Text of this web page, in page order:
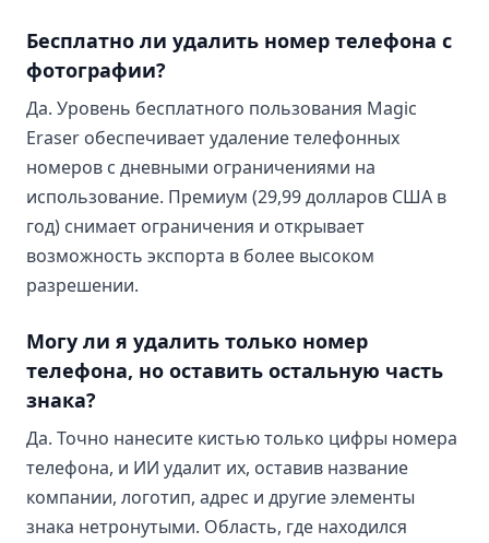
Бесплатно ли удалить номер телефона с
фотографии?
Да. Уровень бесплатного пользования Magic
Eraser обеспечивает удаление телефонных
номеров с дневными ограничениями на
использование. Премиум (29,99 долларов США в
год) снимает ограничения и открывает
возможность экспорта в более высоком
разрешении.
Могу ли я удалить только номер
телефона, но оставить остальную часть
знака?
Да. Точно нанесите кистью только цифры номера
телефона, и ИИ удалит их, оставив название
компании, логотип, адрес и другие элементы
знака нетронутыми. Область, где находился